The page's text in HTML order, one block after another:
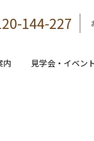
144-227
内 見学会・イベン